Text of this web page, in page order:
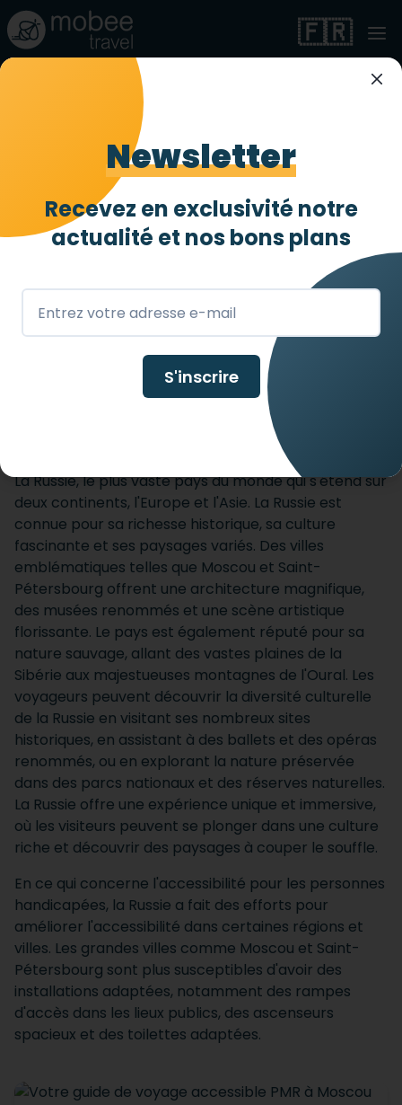
🇫🇷
Russie
RUSSIE
La Russie, le plus vaste pays du monde qui s'étend sur
deux continents, l'Europe et l'Asie. La Russie est
connue pour sa richesse historique, sa culture
fascinante et ses paysages variés. Des villes
emblématiques telles que Moscou et Saint-
Pétersbourg offrent une architecture magnifique,
des musées renommés et une scène artistique
florissante. Le pays est également réputé pour sa
nature sauvage, allant des vastes plaines de la
Sibérie aux majestueuses montagnes de l'Oural. Les
voyageurs peuvent découvrir la diversité culturelle
de la Russie en visitant ses nombreux sites
historiques, en assistant à des ballets et des opéras
renommés, ou en explorant la nature préservée
dans des parcs nationaux et des réserves naturelles.
La Russie offre une expérience unique et immersive,
où les visiteurs peuvent se plonger dans une culture
riche et découvrir des paysages à couper le souffle.
En ce qui concerne l'accessibilité pour les personnes
handicapées, la Russie a fait des efforts pour
améliorer l'accessibilité dans certaines régions et
villes. Les grandes villes comme Moscou et Saint-
Pétersbourg sont plus susceptibles d'avoir des
installations adaptées, notamment des rampes
d'accès dans les lieux publics, des ascenseurs
spacieux et des toilettes adaptées.
Newsletter
Recevez en exclusivité notre
actualité et nos bons plans
S'inscrire